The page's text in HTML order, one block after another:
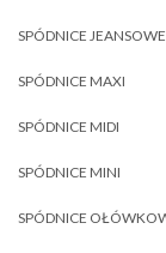
SPÓDNICE JEANSOWE
SPÓDNICE MAXI
SPÓDNICE MIDI
SPÓDNICE MINI
SPÓDNICE